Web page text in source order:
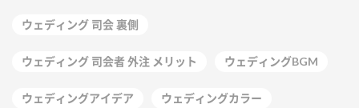
ウェディング 司会 裏側
ウェディング 司会者 外注 メリット ウェディングBGM
ウェディングアイデア ウェディングカラー